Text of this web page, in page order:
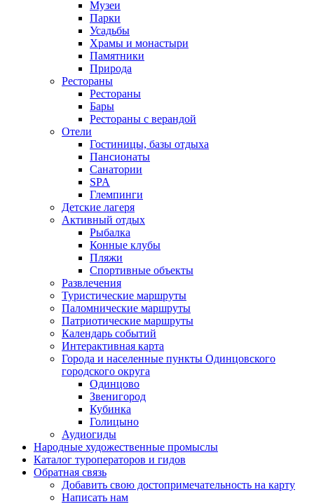
Музеи
Парки
Усадьбы
Храмы и монастыри
Памятники
Природа
Рестораны
Рестораны
Бары
Рестораны с верандой
Отели
Гостиницы, базы отдыха
Пансионаты
Санатории
SPA
Глемпинги
Детские лагеря
Активный отдых
Рыбалка
Конные клубы
Пляжи
Спортивные объекты
Развлечения
Туристические маршруты
Паломнические маршруты
Патриотические маршруты
Календарь событий
Интерактивная карта
Города и населенные пункты Одинцовского
городского округа
Одинцово
Звенигород
Кубинка
Голицыно
Аудиогиды
Народные художественные промыслы
Каталог туроператоров и гидов
Обратная связь
Добавить свою достопримечательность на карту
Написать нам